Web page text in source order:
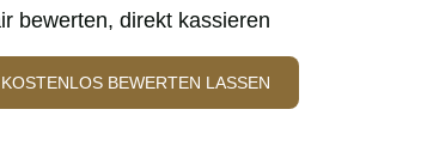
bewerten, direkt kassieren
BEWERTEN LASSEN